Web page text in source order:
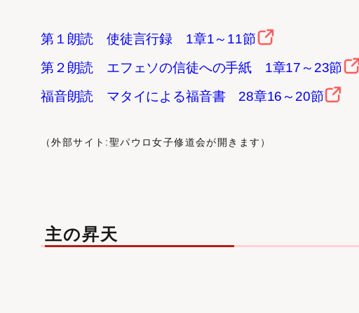
第１朗読 使徒言行録 1章1～11節
第２朗読 エフェソの信徒への手紙 1章17～23節
福音朗読 マタイによる福音書 28章16～20節
（外部サイト:聖パウロ女子修道会が開きます）
主の昇天